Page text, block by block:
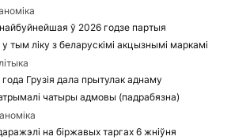
ў 2026 годзе партыя
тым ліку з беларускімі акцызнымі маркамі
Грузія дала прытулак аднаму
чатыры адмовы (падрабязна)
на біржавых таргах 6 жніўня